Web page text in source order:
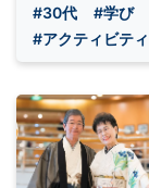
#30代 #学び
#アクティビティ